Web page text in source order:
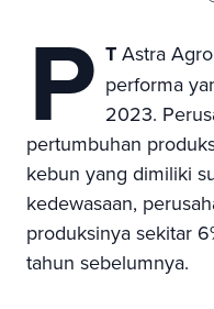
P T Astra
performa
2023.
pertumbuhan
kebun yang dimiliki
kedewasaan,
produksinya sekitar
tahun sebelumnya.